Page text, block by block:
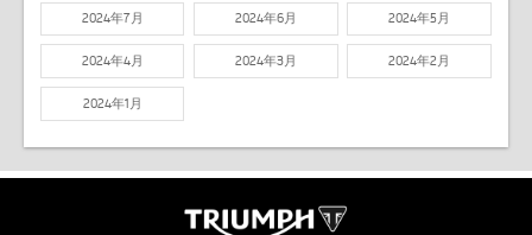
2024年7月 2024年6月 2024年5月
2024年4月 2024年3月 2024年2月
2024年1月